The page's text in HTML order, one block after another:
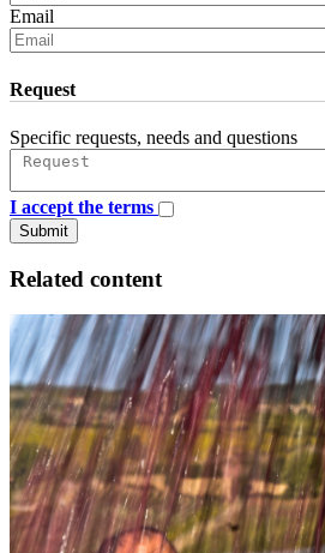
Email
Request
Specific requests, needs and questions
I accept the terms
Submit
Related content